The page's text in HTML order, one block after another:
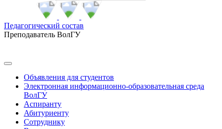
Педагогический состав
Преподаватель ВолГУ
Объявления для студентов
Электронная информационно-образовательная среда
ВолГУ
Аспиранту
Абитуриенту
Сотруднику